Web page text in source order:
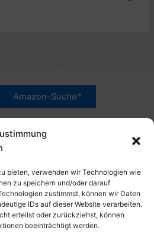
bieten, verwenden wir Technologien wie
zu speichern und/oder darauf
zustimmst, können wir Daten
IDs auf dieser Website verarbeiten.
erteilst oder zurückziehst, können
beeinträchtigt werden.
"Amazon-Werbelink(s)",
Sternchen (*): Das sind Affiliate-
Website etwas kaufst, erhalte
Seite. Als Amazon-Partner
Verkäufen. Dies gilt auch für
die mit einer Händler-Seite wie